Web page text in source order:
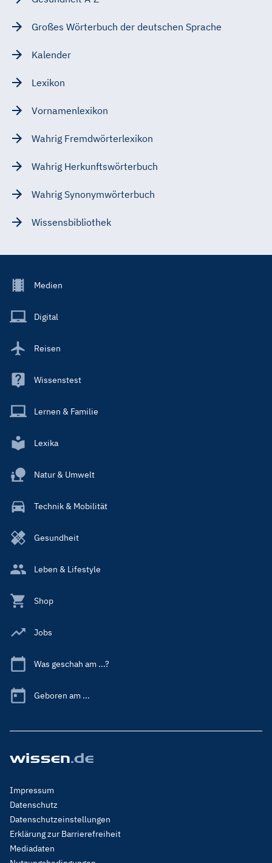
Großes Wörterbuch der deutschen Sprache
Kalender
Lexikon
Vornamenlexikon
Wahrig Fremdwörterlexikon
Wahrig Herkunftswörterbuch
Wahrig Synonymwörterbuch
Wissensbibliothek
Footer
Main
Medien
Digital
Reisen
Wissenstest
Lernen & Familie
Lexika
Natur & Umwelt
Technik & Mobilität
Gesundheit
Leben & Lifestyle
Shop
Jobs
Was geschah am ...?
Geboren am ...
Footer
Menu
Legal
Impressum
Datenschutz
Datenschutzeinstellungen
Erklärung zur Barrierefreiheit
Mediadaten